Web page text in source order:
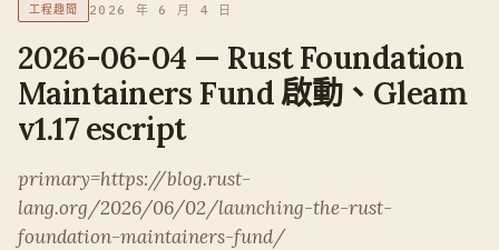
工程趣聞 2026 年 6 月 4 日
2026-06-04 — Rust Foundation
Maintainers Fund 啟動、Gleam
v1.17 escript
primary=https://blog.rust-
lang.org/2026/06/02/launching-the-rust-
foundation-maintainers-fund/